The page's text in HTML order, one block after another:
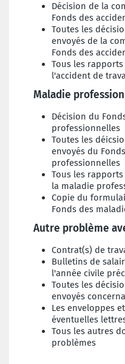
Décision de la
Fonds des
Toutes les
envoyés de la
Fonds des
Tous les
l'accident de
Maladie
Décision du
professionnelles
Toutes les
envoyés du
professionnelles
Tous les
la maladie
Copie du
Fonds des
Autre problème
Contrat(s) de
Bulletins de
l'année civile
Toutes les
envoyés
Les enveloppes
éventuelles
Tous les autres
problèmes